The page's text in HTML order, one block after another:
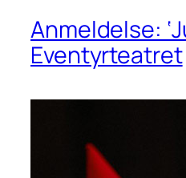
Anmeldelse:
Eventyrteatret